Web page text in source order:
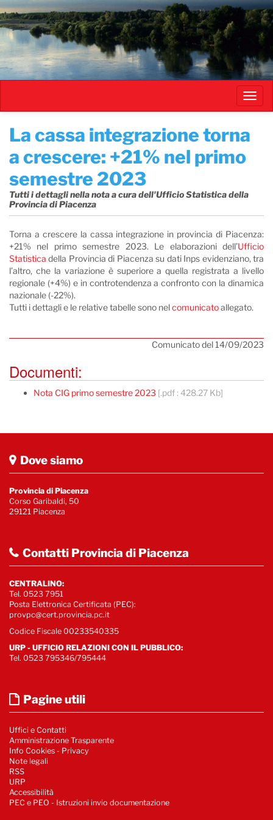
Salta
al
contenuto
principale
​La cassa integrazione torna
a crescere: +21% nel primo
semestre 2023
Tutti i dettagli nella nota a cura dell'Ufficio Statistica della
Provincia di Piacenza
Torna a crescere la cassa integrazione in provincia di Piacenza:
+21% nel primo semestre 2023. Le elaborazioni dell’Ufficio
Statistica della Provincia di Piacenza su dati Inps evidenziano, tra
l’altro, che la variazione è superiore a quella registrata a livello
regionale (+4%) e in controtendenza a confronto con la dinamica
nazionale (-22%).
Tutti i dettagli e le relative tabelle sono nelcomunicatoallegato.
Comunicato del 14/09/2023
Documenti:
Nota CIG primo semestre 2023 [.pdf : 428.27 Kb]
Dove siamo
Provincia di Piacenza
Corso Garibaldi, 50
29121 Piacenza
Contatti Provincia di Piacenza
CENTRALINO:
Tel. 0523 7951
Posta Elettronica Certificata (PEC):
provpc@cert.provincia.pc.it
Codice Fiscale 00233540335
URP - UFFICIO RELAZIONI CON IL PUBBLICO:
Tel. 0523 795346/795444
Pagine utili
Uffici e Contatti
Amministrazione Trasparente
Info Cookies - Privacy
Note legali
RSS
URP
Accessibilità
PEC e PEO - Istruzioni invio documentazione